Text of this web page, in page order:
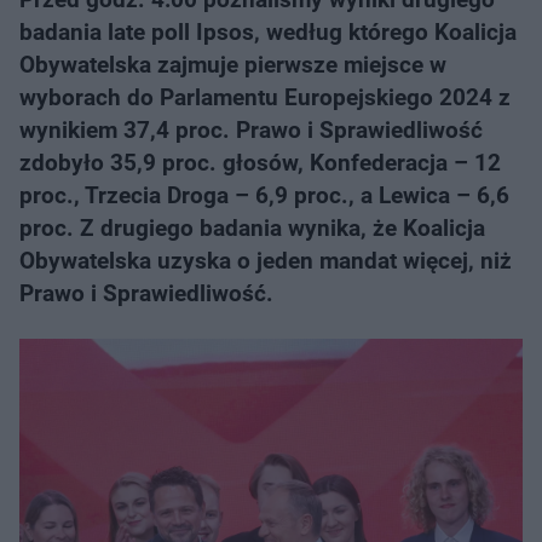
badania late poll Ipsos, według którego Koalicja
Obywatelska zajmuje pierwsze miejsce w
wyborach do Parlamentu Europejskiego 2024 z
wynikiem 37,4 proc. Prawo i Sprawiedliwość
zdobyło 35,9 proc. głosów, Konfederacja – 12
proc., Trzecia Droga – 6,9 proc., a Lewica – 6,6
proc. Z drugiego badania wynika, że Koalicja
Obywatelska uzyska o jeden mandat więcej, niż
Prawo i Sprawiedliwość.